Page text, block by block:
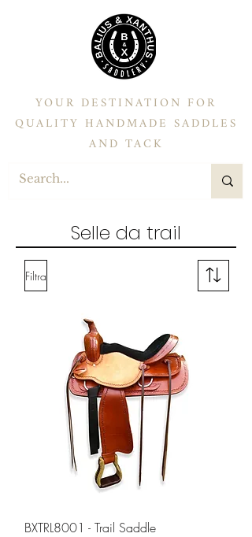
YOUR DESTINATION FOR
QUALITY HANDMADE SADDLES
AND TACK
Selle da trail
Filtra
BXTRL8001 - Trail Saddle